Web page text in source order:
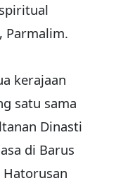
Parmalim.
kerajaan
satu sama
Dinasti
di Barus